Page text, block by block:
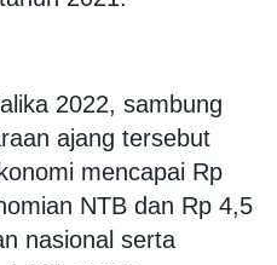
2022, sambung
ajang tersebut
mencapai Rp
NTB dan Rp 4,5
nasional serta